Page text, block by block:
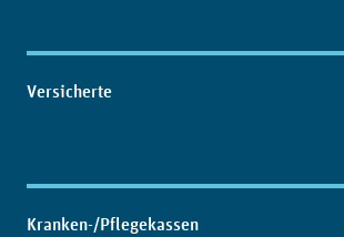
Inhaltsübersicht
Versicherte
Kranken-/Pflegekassen